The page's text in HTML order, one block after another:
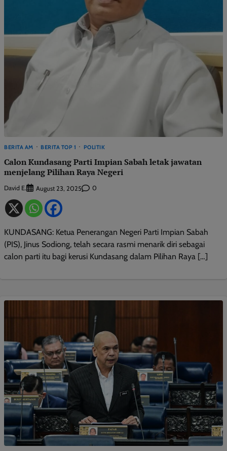
BERITA AM BERITA TOP 1 POLITIK
Calon Kundasang Parti Impian Sabah letak jawatan
menjelang Pilihan Raya Negeri
David E. August 23, 2025 0
KUNDASANG: Ketua Penerangan Negeri Parti Impian Sabah
(PIS), Jinus Sodiong, telah secara rasmi menarik diri sebagai
calon parti itu bagi kerusi Kundasang dalam Pilihan Raya […]